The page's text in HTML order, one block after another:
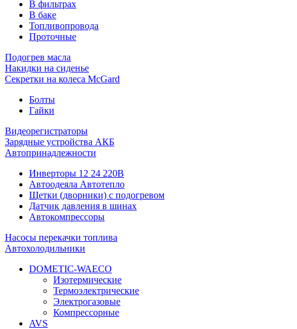
В фильтрах
В баке
Топливопровода
Проточные
Подогрев масла
Накидки на сиденье
Секретки на колеса McGard
Болты
Гайки
Видеорегистраторы
Зарядные устройства АКБ
Автопринадлежности
Инверторы 12 24 220В
Автоодеяла Автотепло
Щетки (дворники) с подогревом
Датчик давления в шинах
Автокомпрессоры
Насосы перекачки топлива
Автохолодильники
DOMETIC-WAECO
Изотермические
Термоэлектрические
Электрогазовые
Компрессорные
AVS